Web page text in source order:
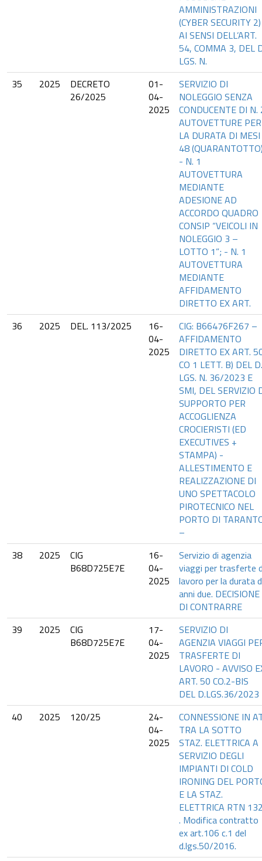
AMMINISTRAZIONI
(CYBER SECURITY 2)
AI SENSI DELL’ART.
54, COMMA 3, DEL
LGS. N.
35
2025
DECRETO
26/2025
01-
04-
2025
SERVIZIO DI
NOLEGGIO SENZA
CONDUCENTE DI N.
AUTOVETTURE PER
LA DURATA DI MESI
48
- N. 1
AUTOVETTURA
MEDIANTE
ADESIONE AD
ACCORDO QUADRO
CONSIP “VEICOLI IN
NOLEGGIO 3 –
LOTTO 1”; - N. 1
AUTOVETTURA
MEDIANTE
AFFIDAMENTO
DIRETTO EX ART.
36
2025 DEL. 113/2025
16-
04-
2025
CIG: B66476F267 –
AFFIDAMENTO
DIRETTO EX ART.
CO 1 LETT. B) DEL D.
LGS. N. 36/2023 E
SMI, DEL SERVIZIO
SUPPORTO PER
ACCOGLIENZA
CROCIERISTI (ED
EXECUTIVES +
STAMPA) -
ALLESTIMENTO E
REALIZZAZIONE DI
UNO SPETTACOLO
PIROTECNICO NEL
PORTO DI
–
38
2025
CIG
B68D725E7E
16-
04-
2025
Servizio di agenzia
viaggi per trasferte
lavoro per la durata
anni due. DECISIONE
DI CONTRARRE
39
2025
CIG
B68D725E7E
17-
04-
2025
SERVIZIO DI
AGENZIA VIAGGI
TRASFERTE DI
LAVORO - AVVISO
ART. 50 CO.2-BIS
DEL D.LGS.36/2023
40
2025 120/25
24-
04-
2025
CONNESSIONE IN
TRA LA SOTTO
STAZ. ELETTRICA A
SERVIZIO DEGLI
IMPIANTI DI COLD
IRONING DEL
E LA STAZ.
ELETTRICA RTN
. Modifica contratto
ex art.106 c.1 del
d.lgs.50/2016.